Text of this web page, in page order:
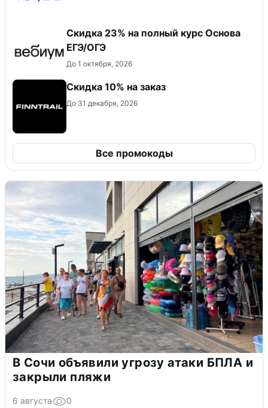
Скидка 23% на полный курс Основа
ЕГЭ/ОГЭ
До 1 октября, 2026
Скидка 10% на заказ
До 31 декабря, 2026
Все промокоды
В Сочи объявили угрозу атаки БПЛА и
закрыли пляжи
6 августа 0